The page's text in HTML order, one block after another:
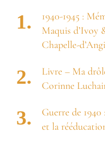
1940-1945 :
Maquis d’Ivoy
Chapelle-
Livre – Ma
Corinne
Guerre de
et la